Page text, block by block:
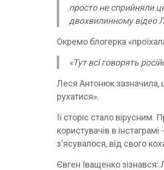
просто не сприйняли
двохвилинному відео
Окремо блогерка
«Тут всі говорять
Леся Антонюк зазначила,
рухатися».
Її сторіс стало вірусним.
користувачів в
з‘ясувалося, від свого
Євген Іващенко